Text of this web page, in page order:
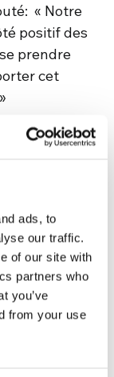
ads, to
our traffic.
of our site with
partners who
you’ve
from your use
« Notre
positif des
prendre
cet
Dans
contenus,
avec des
Ivee
l’effort que
aux